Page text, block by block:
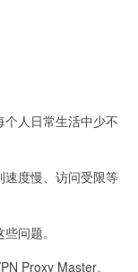
人日常生活中少不
度慢、访问受限等
问题。
Proxy Master。